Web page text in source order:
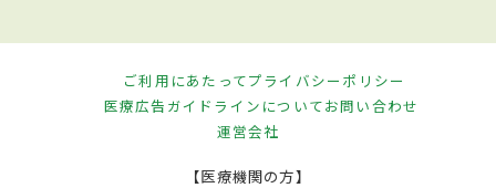
ご利用にあたってプライバシーポリシー
医療広告ガイドラインについてお問い合わせ
運営会社
【医療機関の方】